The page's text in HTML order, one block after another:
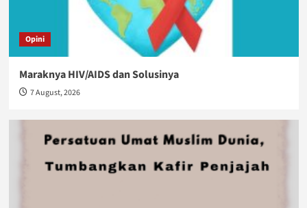
Opini
Maraknya HIV/AIDS dan Solusinya
7 August, 2026